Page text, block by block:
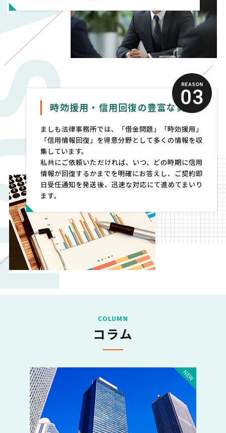
時効援用・信用回復の豊富な実績
ましも法律事務所では、「借金問題」「時効援用」
「信用情報回復」を得意分野として多くの情報を収
集しています。
私共にご依頼いただければ、いつ、どの時期に信用
情報が回復するかまでを明確にお答えし、ご契約即
日受任通知を発送後、迅速な対応にて進めてまいり
ます。
COLUMN
コラム